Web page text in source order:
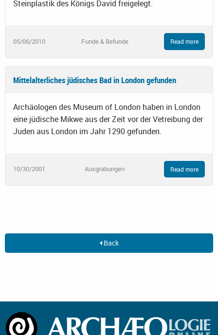
Steinplastik des Königs David freigelegt.
05/06/2010 Funde & Befunde Read more
Mittelalterliches jüdisches Bad in London gefunden
Archäologen des Museum of London haben in London
eine jüdische Mikwe aus der Zeit vor der Vetreibung der
Juden aus London im Jahr 1290 gefunden.
10/30/2001 Ausgrabungen Read more
Back